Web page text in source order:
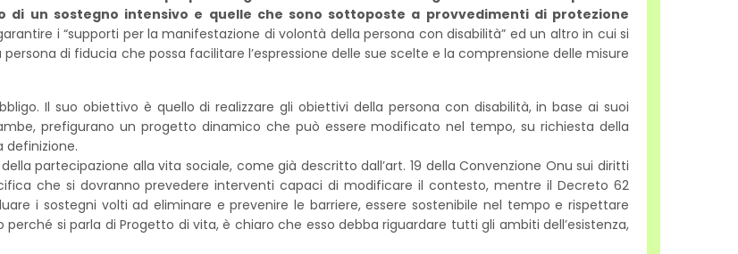
di un sostegno intensivo e quelle che sono sottoposte a provvedimenti di protezione
i “supporti per la manifestazione di volontà della persona con disabilità” ed un altro in cui si
di fiducia che possa facilitare l’espressione delle sue scelte e la comprensione delle misure
Il suo obiettivo è quello di realizzare gli obiettivi della persona con disabilità, in base ai suoi
prefigurano un progetto dinamico che può essere modificato nel tempo, su richiesta della
definizione.
partecipazione alla vita sociale, come già descritto dall’art. 19 della Convenzione Onu sui diritti
che si dovranno prevedere interventi capaci di modificare il contesto, mentre il Decreto 62
i sostegni volti ad eliminare e prevenire le barriere, essere sostenibile nel tempo e rispettare
si parla di Progetto di vita, è chiaro che esso debba riguardare tutti gli ambiti dell’esistenza,